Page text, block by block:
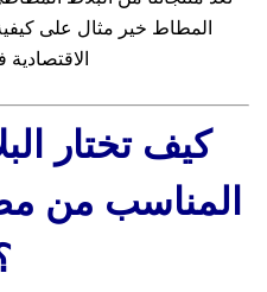
المطاط خير مثال على
كيف تختار
المناسب من